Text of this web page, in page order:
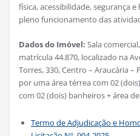
física, acessibilidade, segurança
pleno funcionamento das
Dados do Imóvel: Sala
matrícula 44.870, localizado na
Torres, 330, Centro – Araucária –
por uma área térrea com 02
com 02 (dois) banheiros + área
Termo de Adjudicação e